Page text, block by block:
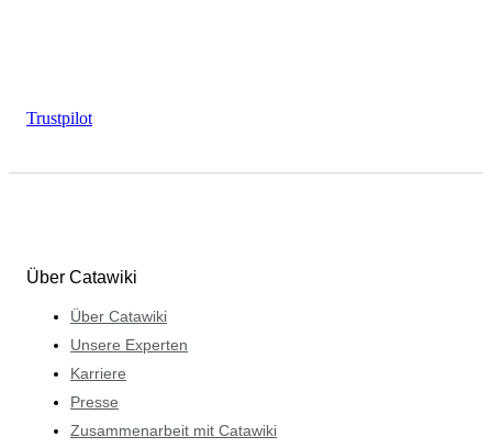
Trustpilot
Über Catawiki
Über Catawiki
Unsere Experten
Karriere
Presse
Zusammenarbeit mit Catawiki